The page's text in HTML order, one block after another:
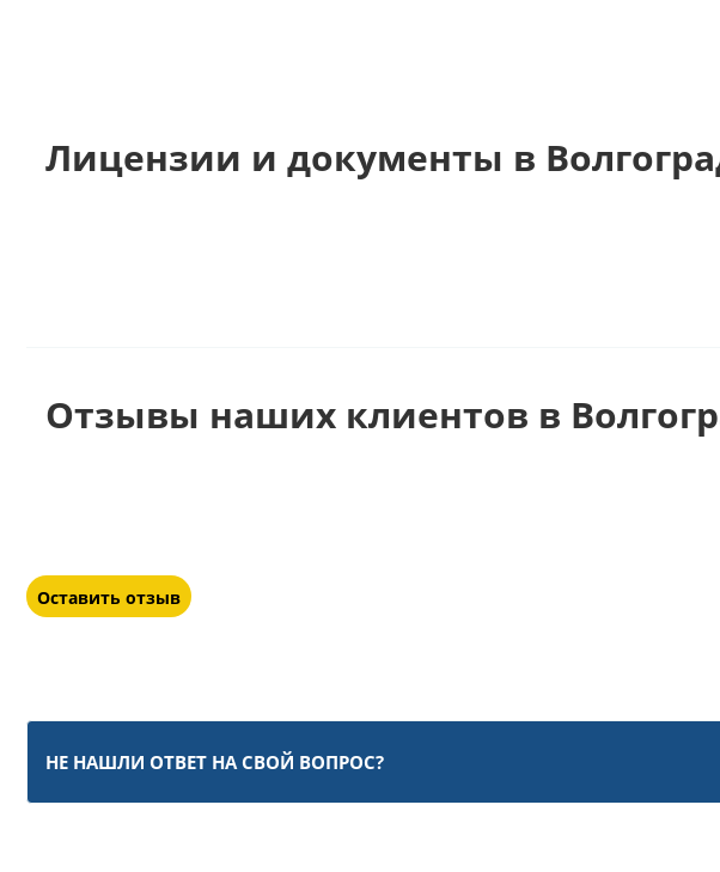
Лицензии и документы в
Отзывы наших клиентов в
Оставить отзыв
НЕ НАШЛИ ОТВЕТ НА СВОЙ ВОПРОС?